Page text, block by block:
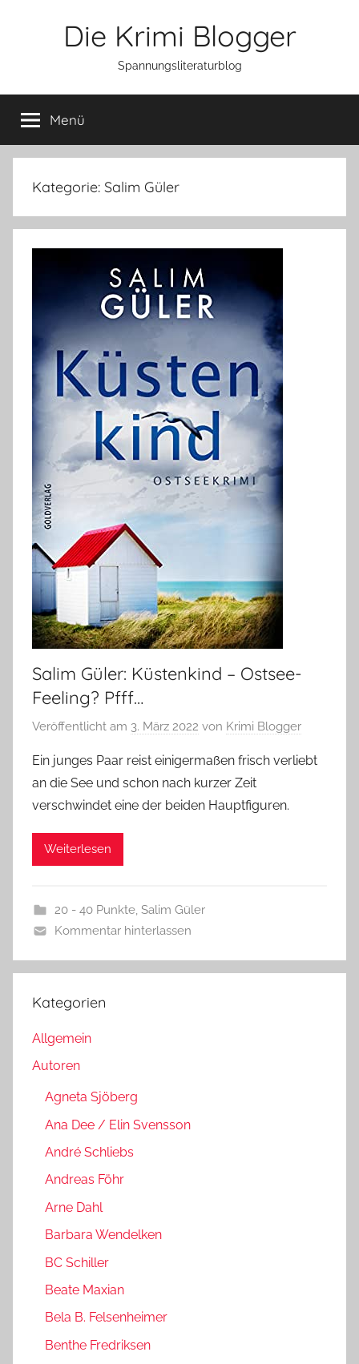
Die Krimi Blogger
Spannungsliteraturblog
Menü
Kategorie: Salim Güler
Salim Güler: Küstenkind – Ostsee-
Feeling? Pfff…
Veröffentlicht am 3. März 2022 von Krimi Blogger
Ein junges Paar reist einigermaßen frisch verliebt
an die See und schon nach kurzer Zeit
verschwindet eine der beiden Hauptfiguren.
Weiterlesen
20 - 40 Punkte, Salim Güler
Kommentar hinterlassen
Kategorien
Allgemein
Autoren
Agneta Sjöberg
Ana Dee / Elin Svensson
André Schliebs
Andreas Föhr
Arne Dahl
Barbara Wendelken
BC Schiller
Beate Maxian
Bela B. Felsenheimer
Benthe Fredriksen